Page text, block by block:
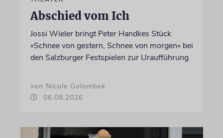
Abschied vom Ich
Jossi Wieler bringt Peter Handkes Stück
»Schnee von gestern, Schnee von morgen« bei
den Salzburger Festspielen zur Uraufführung
von Nicole Golombek
06.08.2026